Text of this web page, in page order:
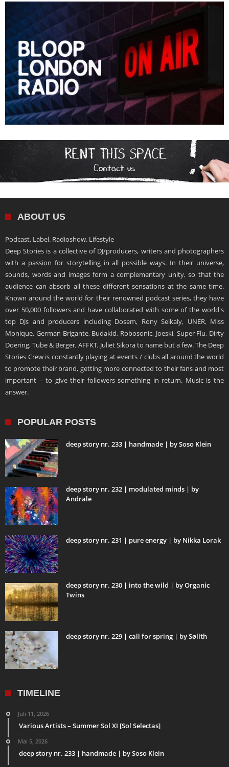
ABOUT US
Podcast. Label. Radioshow. Lifestyle
Deep Stories is a collective of DJ/producers, writers and photographers
with a passion for storytelling in all possible ways. In their universe,
sounds, words and images form a complementary unity, so that the
audience can absorb all these different sensations at the same time.
Known around the world for their renowned podcast series, they have
over 50,000 followers and have collaborated with some of the world's
top DJs and producers including Dosem, Rony Seikaly, UNER, Miss
Monique, German Brigante, Budakid, Robosonic, Joeski, Super Flu, Dirty
Doering, Tube & Berger, AFFKT, Juliet Sikora to name but a few. The Deep
Stories Crew is constantly playing at events / clubs all around the world
to promote their brand, getting more connected to their fans and most
important – to give their followers something in return. Music is the
answer.
POPULAR POSTS
deep story nr. 233 | handmade | by Soso Klein
deep story nr. 232 | modulated minds | by
Andrale
deep story nr. 231 | pure energy | by Nikka Lorak
deep story nr. 230 | into the wild | by Organic
Twins
deep story nr. 229 | call for spring | by Sølíth
TIMELINE
Juli 11, 2026
Various Artists – Summer Sol XI [Sol Selectas]
Mai 5, 2026
deep story nr. 233 | handmade | by Soso Klein